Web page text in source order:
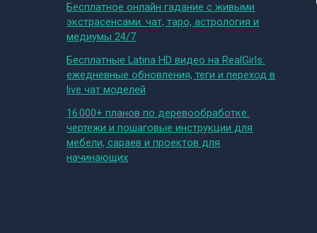
Бесплатное онлайн гадание с живыми
экстрасенсами: чат, таро, астрология и
медиумы 24/7
Бесплатные Latina HD видео на RealGirls:
ежедневные обновления, теги и переход в
live чат моделей
16 000+ планов по деревообработке:
чертежи и пошаговые инструкции для
мебели, сараев и проектов для
начинающих